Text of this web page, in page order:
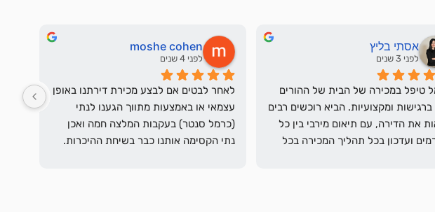
אסתי בליץ
לפני 3 שנים
moshe cohen
לפני 4 שנים